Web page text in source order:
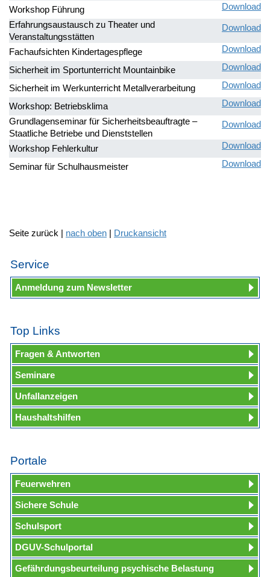
Workshop Führung
Download
Erfahrungsaustausch zu Theater und
Veranstaltungsstätten
Download
Fachaufsichten Kindertagespflege Download
Sicherheit im Sportunterricht Mountainbike Download
Sicherheit im Werkunterricht Metallverarbeitung Download
Workshop: Betriebsklima
Download
Grundlagenseminar für Sicherheitsbeauftragte –
Staatliche Betriebe und Dienststellen
Download
Workshop Fehlerkultur Download
Seminar für Schulhausmeister Download
Seite zurück | nach oben | Druckansicht
Service
Anmeldung zum Newsletter
Top Links
Fragen & Antworten
Seminare
Unfallanzeigen
Haushaltshilfen
Portale
Feuerwehren
Sichere Schule
Schulsport
DGUV-Schulportal
Gefährdungsbeurteilung psychische Belastung